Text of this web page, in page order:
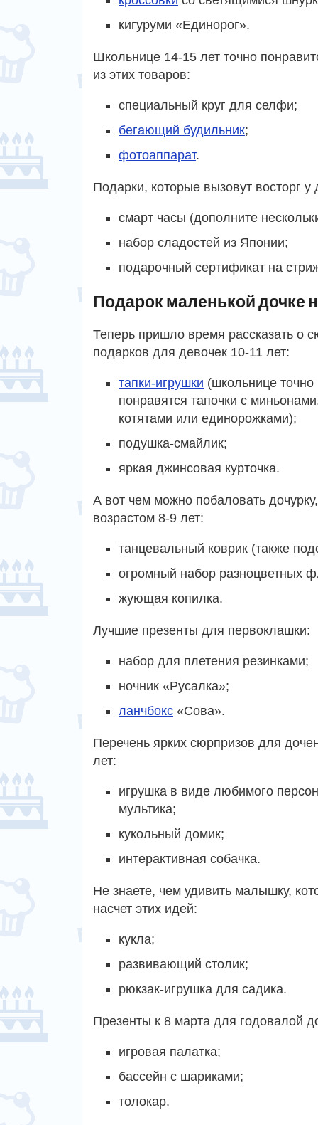
кигуруми «Единорог».
Школьнице 14-15 лет точно
из этих товаров:
специальный круг для селфи;
бегающий будильник;
фотоаппарат.
Подарки, которые вызовут восторг
смарт часы (дополните
набор сладостей из Японии;
подарочный сертификат на
Подарок маленькой дочке
Теперь пришло время рассказать о
подарков для девочек 10-11 лет:
тапки-игрушки (школьнице точно
понравятся тапочки с
котятами или единорожками);
подушка-смайлик;
яркая джинсовая курточка.
А вот чем можно побаловать дочурку,
возрастом 8-9 лет:
танцевальный коврик (также
огромный набор разноцветных
жующая копилка.
Лучшие презенты для первоклашки:
набор для плетения резинками;
ночник «Русалка»;
ланчбокс «Сова».
Перечень ярких сюрпризов для
лет:
игрушка в виде любимого
мультика;
кукольный домик;
интерактивная собачка.
Не знаете, чем удивить малышку,
насчет этих идей:
кукла;
развивающий столик;
рюкзак-игрушка для садика.
Презенты к 8 марта для годовалой
игровая палатка;
бассейн с шариками;
толокар.